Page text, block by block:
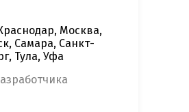
Москва,
Самара, Санкт-
Тула, Уфа